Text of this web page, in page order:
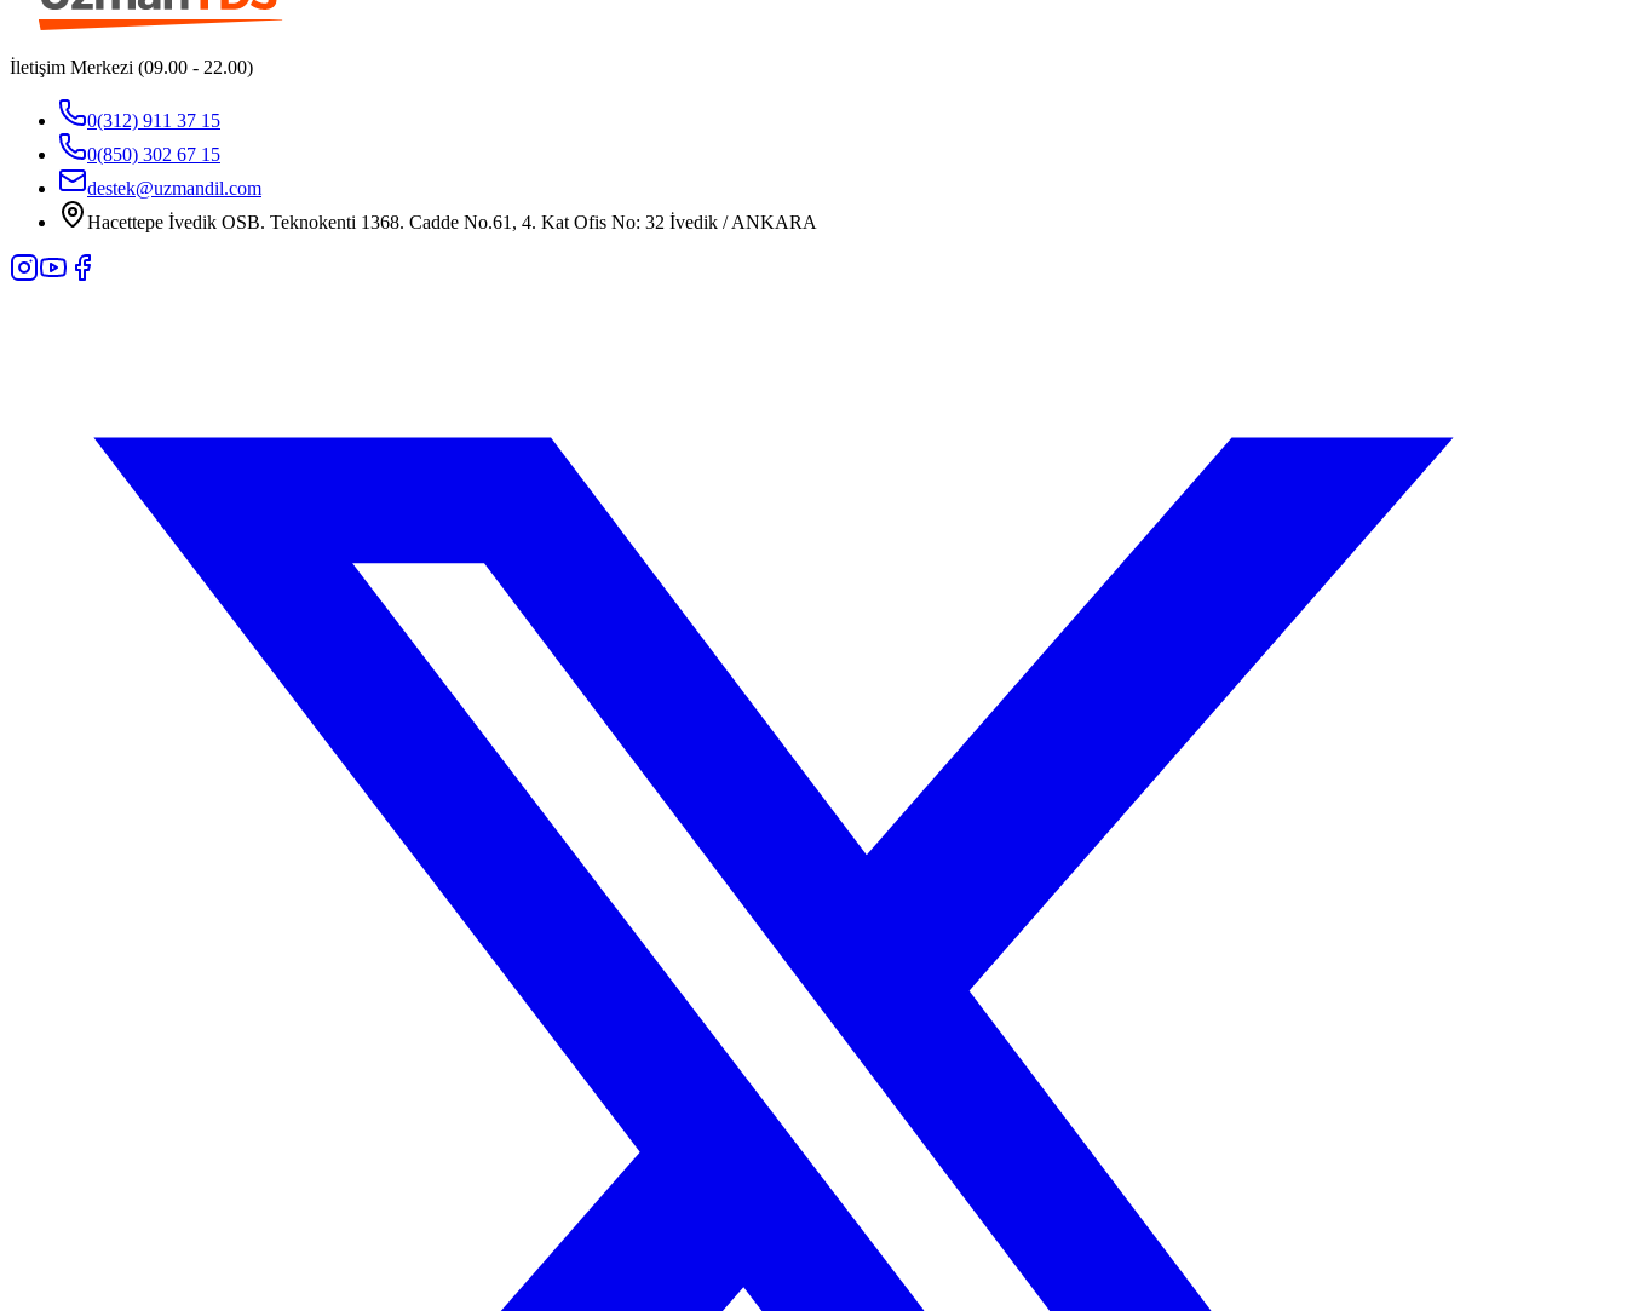
İletişim Merkezi (09.00 - 22.00)
0(312) 911 37 15
0(850) 302 67 15
destek@uzmandil.com
Hacettepe İvedik OSB. Teknokenti 1368. Cadde No.61, 4. Kat Ofis No: 32 İvedik / ANKARA